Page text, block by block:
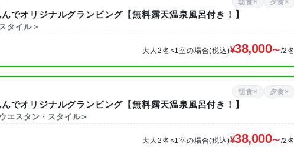
朝食× 夕食×
でオリジナルグランピング【無料露天温泉風呂付き！】
タイル＞
大人2名×1室の場合(税込) 38,000 /2名
朝食× 夕食×
でオリジナルグランピング【無料露天温泉風呂付き！】
エスタン・スタイル＞
大人2名×1室の場合(税込) 38,000 /2名